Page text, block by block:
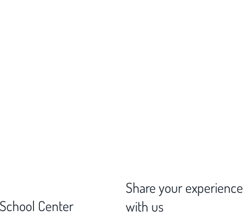
Center
Share your experience
with us